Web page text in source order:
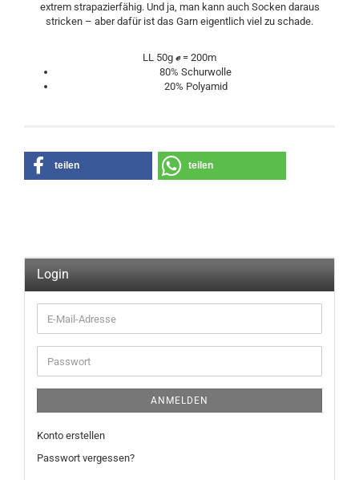
extrem strapazierfähig. Und ja, man kann auch Socken daraus
stricken – aber dafür ist das Garn eigentlich viel zu schade.
LL 50g ℯ= 200m
80% Schurwolle
20% Polyamid
teilen teilen
Login
E-
Mail-
Adresse
Passwort
ANMELDEN
Konto erstellen
Passwort vergessen?